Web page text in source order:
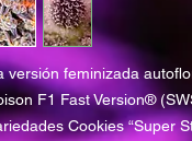
versión feminizada
F1 Fast Version®
Cookies “Super